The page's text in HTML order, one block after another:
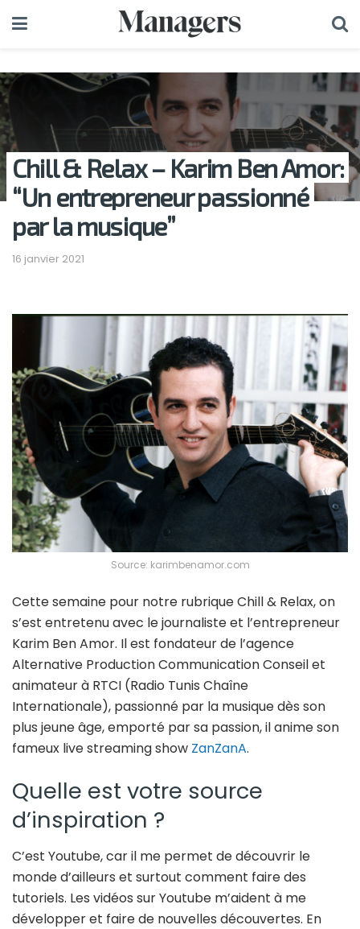
Chill & Relax – Karim Ben Amor:
“Un entrepreneur passionné
par la musique”
16 janvier 2021
Source: karimbenamor.com
Cette semaine pour notre rubrique Chill & Relax, on
s’est entretenu avec le journaliste et l’entrepreneur
Karim Ben Amor. Il est fondateur de l’agence
Alternative Production Communication Conseil et
animateur à RTCI (Radio Tunis Chaîne
Internationale), passionné par la musique dès son
plus jeune âge, emporté par sa passion, il anime son
fameux live streaming show ZanZanA.
Quelle est votre source
d’inspiration ?
C’est Youtube, car il me permet de découvrir le
monde d’ailleurs et surtout comment faire des
tutoriels. Les vidéos sur Youtube m’aident à me
développer et faire de nouvelles découvertes. En